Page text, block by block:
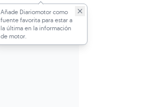
Añade Diariomotor como
fuente favorita para estar a
la última en la información
de motor.